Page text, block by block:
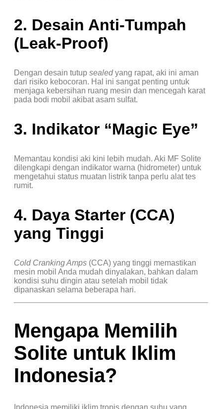
2. Desain Anti-Tumpah
(Leak-Proof)
Dengan desain tutup sealedyang rapat, aki ini aman
dari risiko kebocoran. Hal ini sangat penting untuk
menjaga kebersihan ruang mesin dan mencegah karat
pada bodi mobil akibat asam sulfat.
3. Indikator “Magic Eye”
Memantau kondisi aki kini lebih mudah. Aki MF Solite
dilengkapi dengan indikator warna (hidrometer) untuk
mengetahui status muatan listrik tanpa perlu alat tes
rumit.
4. Daya Starter (CCA)
yang Tinggi
Cold Cranking Amps (CCA) yang tinggi memastikan
mesin mobil Anda mudah dinyalakan, bahkan dalam
kondisi suhu dingin atau setelah mobil tidak
dipanaskan selama beberapa hari.
Mengapa Memilih
Solite untuk Iklim
Indonesia?
Indonesia memiliki iklim tropis dengan suhu yang